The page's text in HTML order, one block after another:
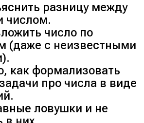
разницу между
числом.
число по
(даже с неизвестными
как формализовать
про числа в виде
ловушки и не